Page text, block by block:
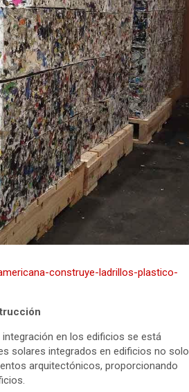
construye-ladrillos-plastico-
en los edificios se está
solares integrados en edificios no solo
arquitectónicos, proporcionando